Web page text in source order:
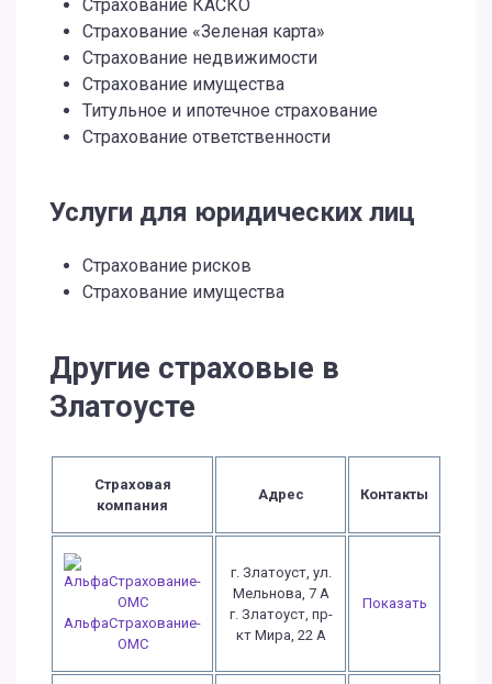
Страхование КАСКО
Страхование «Зеленая карта»
Страхование недвижимости
Страхование имущества
Титульное и ипотечное страхование
Страхование ответственности
Услуги для юридических лиц
Страхование рисков
Страхование имущества
Другие страховые в
Златоусте
Страховая
компания
Адрес Контакты
АльфаСтрахование-
ОМС
г. Златоуст, ул.
Мельнова, 7 А
г. Златоуст, пр-
кт Мира, 22 А
Показать